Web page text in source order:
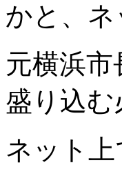
かと、
元横浜
盛り込
ネット上